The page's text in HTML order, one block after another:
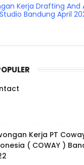
Kerja Drafting
Studio Bandung April
Kerja PT
( COWAY )